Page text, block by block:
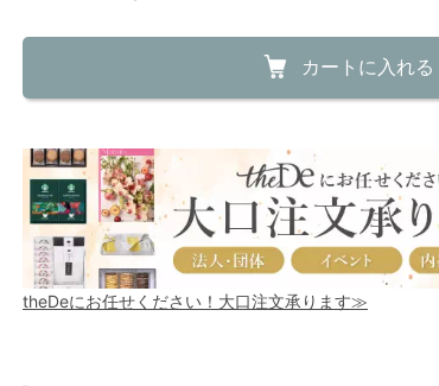
カートに入れる
theDeにお任せください！大口注文承ります≫